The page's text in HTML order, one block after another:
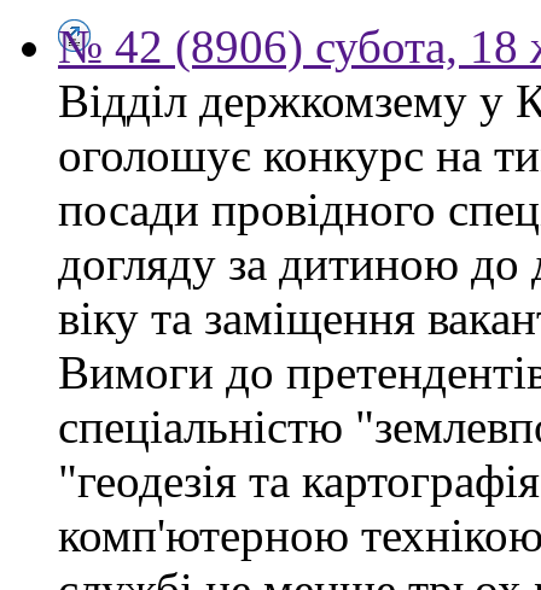
№ 42 (8906) субота, 18
Відділ держкомзему у
оголошує конкурс на
посади провідного
догляду за дитиною до
віку та заміщення
Вимоги до
спеціальністю
"геодезія та
комп'ютерною